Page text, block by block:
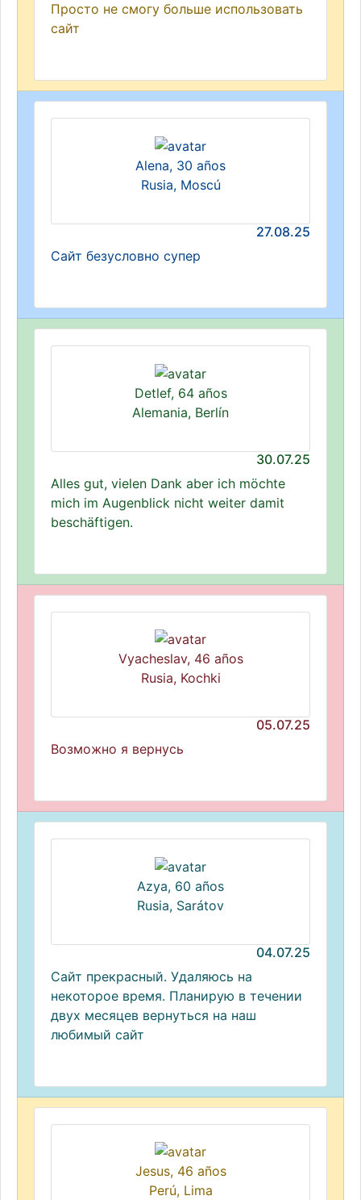
Просто не смогу больше использовать
сайт
Alena, 30 años
Rusia, Moscú
27.08.25
Сайт безусловно супер
Detlef, 64 años
Alemania, Berlín
30.07.25
Alles gut, vielen Dank aber ich möchte
mich im Augenblick nicht weiter damit
beschäftigen.
Vyacheslav, 46 años
Rusia, Kochki
05.07.25
Возможно я вернусь
Azya, 60 años
Rusia, Sarátov
04.07.25
Сайт прекрасный. Удаляюсь на
некоторое время. Планирую в течении
двух месяцев вернуться на наш
любимый сайт
Jesus, 46 años
Perú, Lima